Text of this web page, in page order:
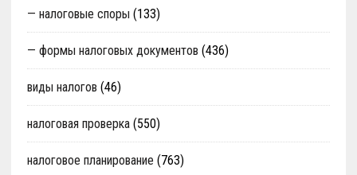
— налоговые споры (133)
— формы налоговых документов (436)
виды налогов (46)
налоговая проверка(550)
налоговое планирование (763)